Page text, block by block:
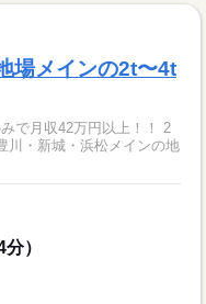
場メインの2t〜4t
で月収42万円以上！！ 2
川・新城・浜松メインの地
）